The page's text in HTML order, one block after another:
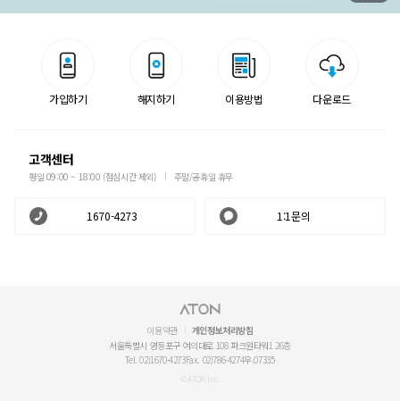
가입하기 해지하기 이용방법 다운로드
고객센터
평일 09:00 ~ 18:00 (점심시간 제외) 주말/공휴일 휴무
1670-4273 1:1문의
이용약관
개인정보처리방침
서울특별시 영등포구 여의대로 108 파크원타워1 26층
Tel. 02)1670-4273Fax. 02)786-4274우.07335
© ATON Inc.